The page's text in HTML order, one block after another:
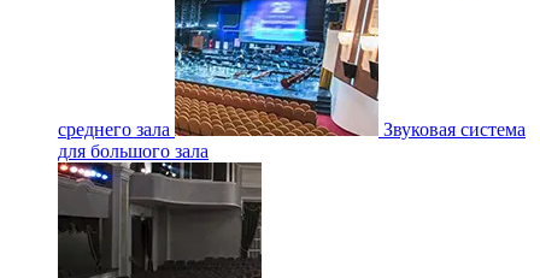
среднего зала
Звуковая система
для большого зала